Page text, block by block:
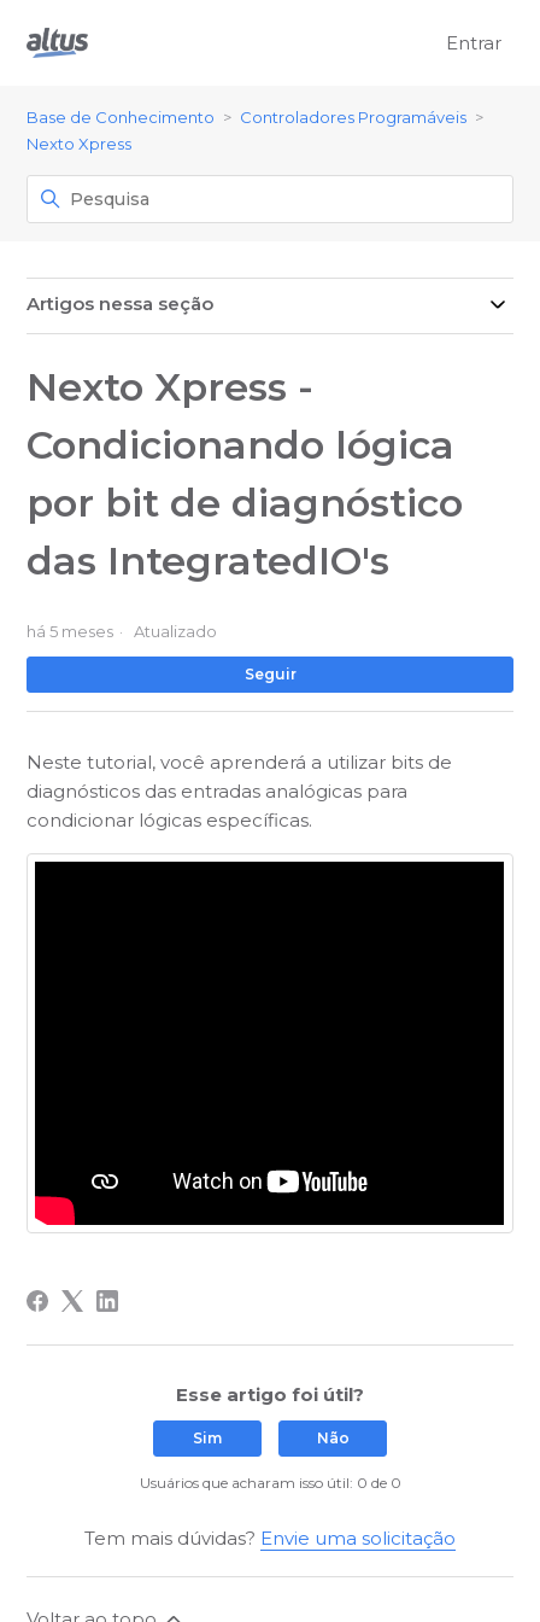
Entrar
Base de Conhecimento
Controladores Programáveis
Nexto Xpress
Artigos nessa seção
Nexto Xpress -
Condicionando lógica
por bit de diagnóstico
das IntegratedIO's
há 5 meses Atualizado
Seguir
Neste tutorial, você aprenderá a utilizar bits de
diagnósticos das entradas analógicas para
condicionar lógicas específicas.
Esse artigo foi útil?
Sim Não
Usuários que acharam isso útil: 0 de 0
Tem mais dúvidas? Envie uma solicitação